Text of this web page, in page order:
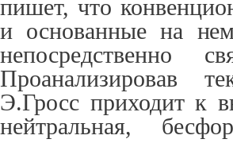
пишет, что
и основанные на нем
непосредственно
Проанализировав
Э.Гросс приходит к
нейтральная,